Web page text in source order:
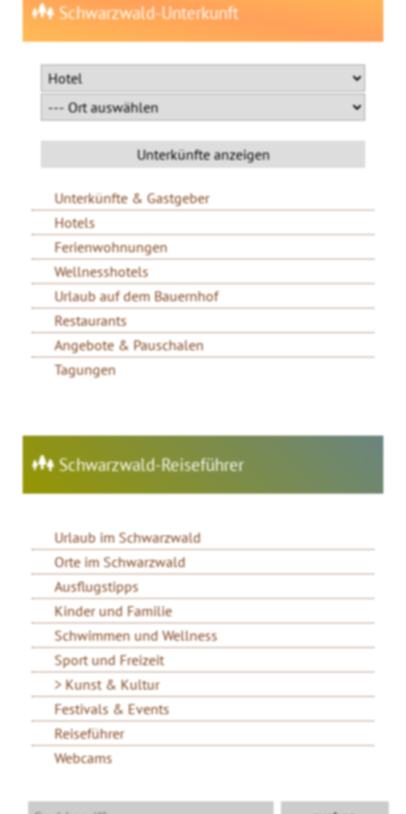
Schwarzwald-Unterkunft
Unterkünfte & Gastgeber
Hotels
Ferienwohnungen
Wellnesshotels
Urlaub auf dem Bauernhof
Restaurants
Angebote & Pauschalen
Tagungen
Schwarzwald-Reiseführer
Urlaub im Schwarzwald
Orte im Schwarzwald
Ausflugstipps
Kinder und Familie
Schwimmen und Wellness
Sport und Freizeit
Kunst & Kultur
Festivals & Events
Reiseführer
Webcams